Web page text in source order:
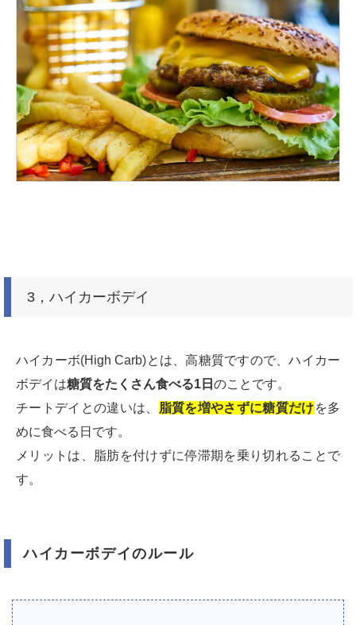
3，ハイカーボデイ
ハイカーボ(High Carb)とは、高糖質ですので、ハイカー
ボデイは糖質をたくさん食べる1日 のことです。
チートデイとの違いは、 脂質を増やさずに糖質だけを多
めに食べる日です。
メリットは、脂肪を付けずに停滞期を乗り切れることで
す。
ハイカーボデイのルール